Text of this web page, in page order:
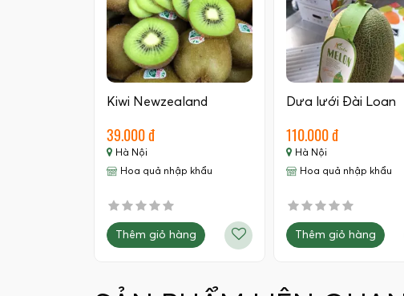
Kiwi Newzealand
39.000 đ
Hà Nội
Hoa quả nhập khẩu
Thêm giỏ hàng
Dưa lưới Đài Loan
110.000 đ
Hà Nội
Hoa quả nhập khẩu
Thêm giỏ hàng